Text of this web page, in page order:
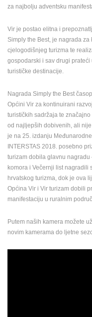
za najbolju adventsku
Vir je postao elitna i
Simply the Best, je nagrada
cjelogodišnjeg turizma te
gospodarski i sav drugi
turističke destinacije.
Nagrada Simply the Best
Općini Vir za kontinuirani
turističkih sadržaja te
od najljepših dobivenih, ali
je na 25. izdanju
INTERSTAS 2018. posebno
turizam dobila glavnu nagradu
komora i Večernji list nagradili
hrvatskog turizma, dok je ova
Općina Vir i Vir turizam dobili
manifestaciju u ruralnim
Putem naših kamera možete
novim kamerama do ljetne